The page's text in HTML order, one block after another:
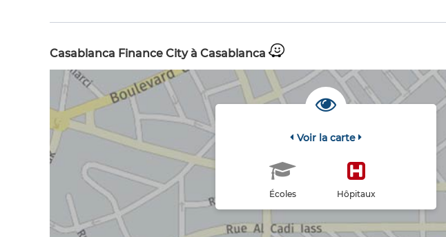
Casablanca Finance City à Casablanca
Voir la carte
Écoles Hôpitaux